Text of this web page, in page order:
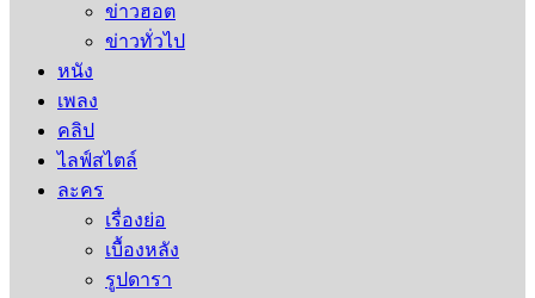
ข่าวฮอต
ข่าวทั่วไป
หนัง
เพลง
คลิป
ไลฟ์สไตล์
ละคร
เรื่องย่อ
เบื้องหลัง
รูปดารา